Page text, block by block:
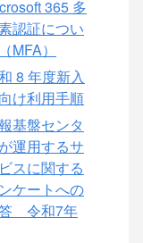
365 多
認証につい
MFA）
8 年度新入
け利用手順
基盤センタ
運用するサ
スに関する
ケートへの
令和7年